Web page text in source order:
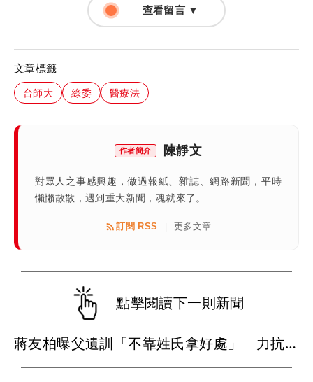
查看留言 ▼
文章標籤
台師大 綠委 醫療法
作者簡介 陳靜文
對眾人之事感興趣，做過報紙、雜誌、網路新聞，平時
懶懶散散，遇到重大新聞，魂就來了。
訂閱 RSS 更多文章
點擊閱讀下一則新聞
蔣友柏曝父遺訓「不靠姓氏拿好處」 力抗家族活不過50歲魔咒